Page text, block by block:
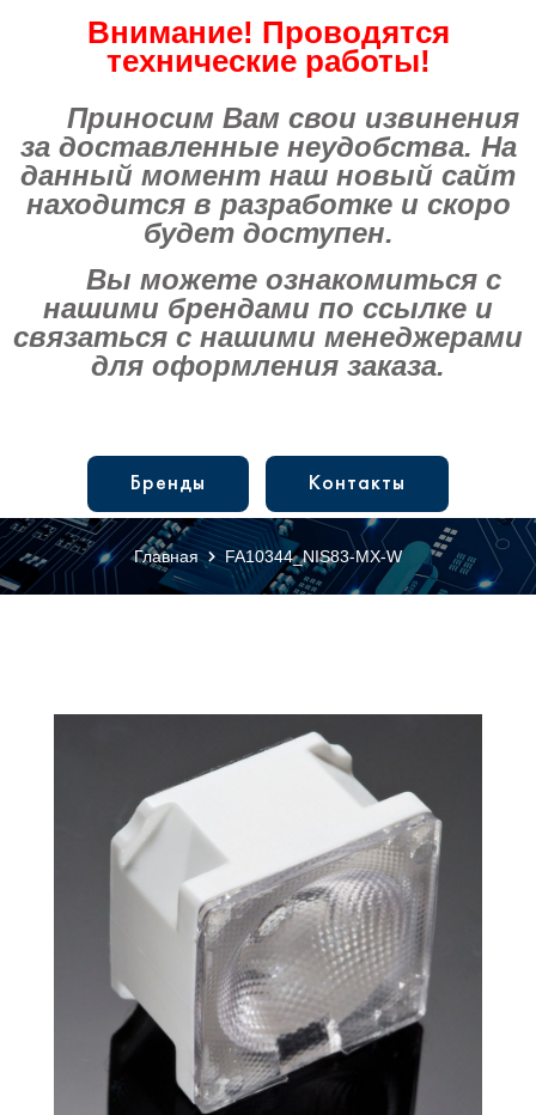
Внимание! Проводятся
технические работы!
Приносим Вам свои извинения
за доставленные неудобства. На
данный момент наш новый сайт
находится в разработке и скоро
будет доступен.
Вы можете ознакомиться с
нашими брендами по ссылке и
связаться с нашими менеджерами
для оформления заказа.
Бренды Контакты
Главная FA10344_NIS83-MX-W